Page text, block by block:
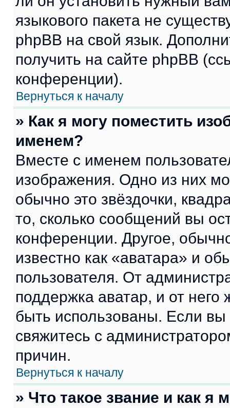
языкового пакета не
phpBB на свой язык.
получить на сайте phpBB
конференции).
Вернуться к началу
» Как я могу поместить
именем?
Вместе с именем
изображения. Одно из них
обычно это звёздочки,
то, сколько сообщений вы
конференции. Другое,
известно как «аватара» и
пользователя. От
поддержка аватар, и от него
быть использованы. Если
свяжитесь с
причин.
Вернуться к началу
» Что такое звание и как я